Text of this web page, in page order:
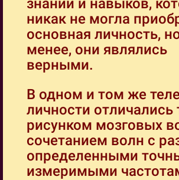
знаний и навыков,
никак не могла
основная личность,
менее, они являлись
верными.
В одном и том же
личности отличались
рисунком мозговых
сочетанием волн с
определенными
измеримыми